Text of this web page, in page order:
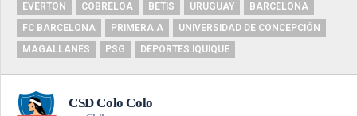
EVERTON
COBRELOA BETIS URUGUAY
BARCELONA
FC BARCELONA
PRIMERA A
UNIVERSIDAD DE CONCEPCIÓN
MAGALLANES
PSG DEPORTES IQUIQUE